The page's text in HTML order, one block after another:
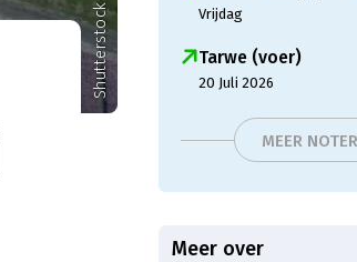
Shutterstock Vrijdag
Tarwe (voer)
20 Juli 2026
MEER
Meer over